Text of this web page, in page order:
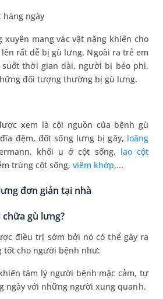
hàng ngày
mang vác vật nặng khiến cho
rất dễ bị gù lưng. Ngoài ra trẻ em
thời gian dài, người bị béo phì,
đối tượng thường bị gù lưng.
xem là cội nguồn của bệnh gù
đệm, đốt sống lưng bị gãy, loãng
khối u ở cột sống, lao cột
trùng cột sống,viêm khớp,...
đơn giản tại nhà
chữa gù lưng?
điều trị sớm bởi nó có thể gây ra
tốt cho người bệnh như:
tâm lý người bệnh mặc cảm, tự
ngày với những người xung quanh.